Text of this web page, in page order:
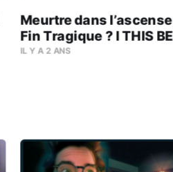
Meurtre dans
Fin Tragique ? l THIS
MADE (Let’s Play) #04
IL Y A 2 ANS